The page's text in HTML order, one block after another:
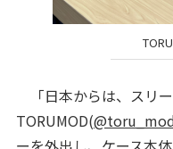
「日本からは、スリ
TORUMOD(